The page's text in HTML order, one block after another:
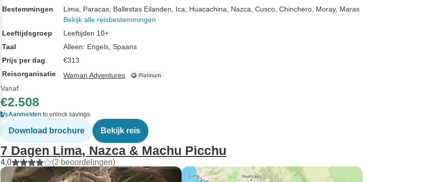
Bestemmingen
Lima , Paracas , Ballestas Eilanden , Ica , Huacachina , Nazca , Cusco , Chinchero , Moray, Maras
Bekijk alle reisbestemmingen
Leeftijdsgroep
Leeftijden 10+
Taal
Alleen: Engels, Spaans
Prijs per dag
€313
Reisorganisatie
Waman Adventures
Vanaf
€2.508
Aanmelden to unlock savings
Download brochure Bekijk reis
7 Dagen Lima, Nazca & Machu Picchu
4,0 (2 beoordelingen)